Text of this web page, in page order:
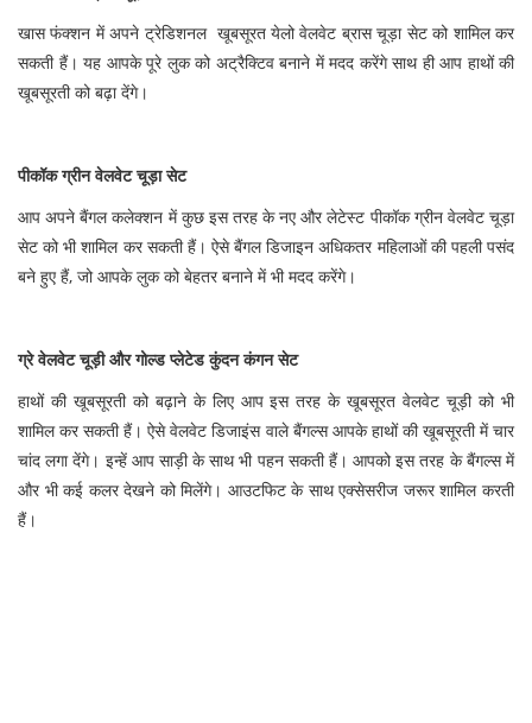
खास फंक्शन में अपने ट्रेडिशनल खूबसूरत येलो वेलवेट ब्रास चूड़ा सेट को शामिल कर
सकती हैं। यह आपके पूरे लुक को अट्रैक्टिव बनाने में मदद करेंगे साथ ही आप हाथों की
खूबसूरती को बढ़ा देंगे।
पीकॉक ग्रीन वेलवेट चूड़ा सेट
आप अपने बैंगल कलेक्शन में कुछ इस तरह के नए और लेटेस्ट पीकॉक ग्रीन वेलवेट चूड़ा
सेट को भी शामिल कर सकती हैं। ऐसे बैंगल डिजाइन अधिकतर महिलाओं की पहली पसंद
बने हुए हैं, जो आपके लुक को बेहतर बनाने में भी मदद करेंगे।
ग्रे वेलवेट चूड़ी और गोल्ड प्लेटेड कुंदन कंगन सेट
हाथों की खूबसूरती को बढ़ाने के लिए आप इस तरह के खूबसूरत वेलवेट चूड़ी को भी
शामिल कर सकती हैं। ऐसे वेलवेट डिजाइंस वाले बैंगल्स आपके हाथों की खूबसूरती में चार
चांद लगा देंगे। इन्हें आप साड़ी के साथ भी पहन सकती हैं। आपको इस तरह के बैंगल्स में
और भी कई कलर देखने को मिलेंगे। आउटफिट के साथ एक्सेसरीज जरूर शामिल करती
हैं।